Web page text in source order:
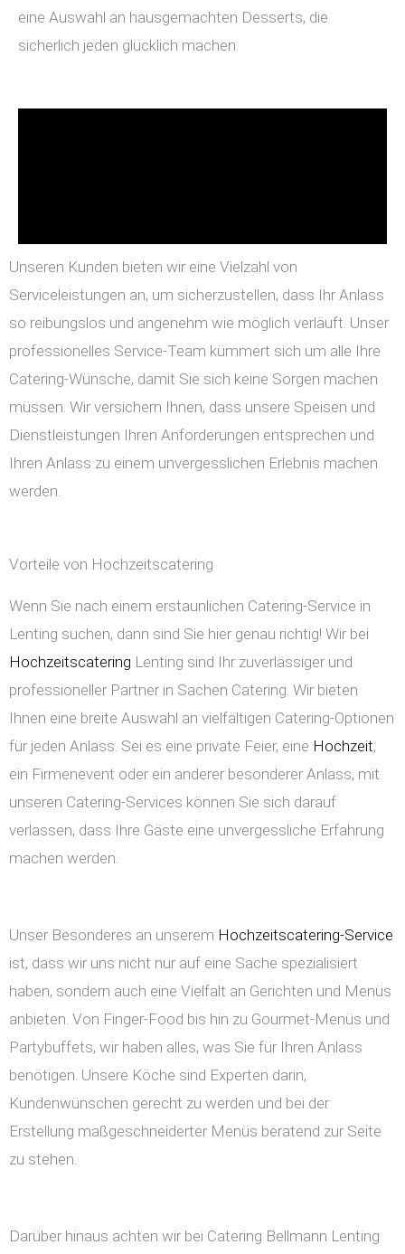
eine Auswahl an hausgemachten Desserts, die
sicherlich jeden glücklich machen.
Unseren Kunden bieten wir eine Vielzahl von
Serviceleistungen an, um sicherzustellen, dass Ihr Anlass
so reibungslos und angenehm wie möglich verläuft. Unser
professionelles Service-Team kümmert sich um alle Ihre
Catering-Wünsche, damit Sie sich keine Sorgen machen
müssen. Wir versichern Ihnen, dass unsere Speisen und
Dienstleistungen Ihren Anforderungen entsprechen und
Ihren Anlass zu einem unvergesslichen Erlebnis machen
werden.
Vorteile von Hochzeitscatering
Wenn Sie nach einem erstaunlichen Catering-Service in
Lenting suchen, dann sind Sie hier genau richtig! Wir bei
Hochzeitscatering Lenting sind Ihr zuverlässiger und
professioneller Partner in Sachen Catering. Wir bieten
Ihnen eine breite Auswahl an vielfältigen Catering-Optionen
für jeden Anlass. Sei es eine private Feier, eine Hochzeit,
ein Firmenevent oder ein anderer besonderer Anlass, mit
unseren Catering-Services können Sie sich darauf
verlassen, dass Ihre Gäste eine unvergessliche Erfahrung
machen werden.
Unser Besonderes an unserem Hochzeitscatering-Service
ist, dass wir uns nicht nur auf eine Sache spezialisiert
haben, sondern auch eine Vielfalt an Gerichten und Menüs
anbieten. Von Finger-Food bis hin zu Gourmet-Menüs und
Partybuffets, wir haben alles, was Sie für Ihren Anlass
benötigen. Unsere Köche sind Experten darin,
Kundenwünschen gerecht zu werden und bei der
Erstellung maßgeschneiderter Menüs beratend zur Seite
zu stehen.
Darüber hinaus achten wir bei Catering Bellmann Lenting